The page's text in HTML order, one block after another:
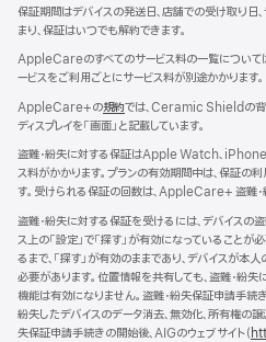
ま
す）
保証期間はデバイスの発送日、店舗での受け取り日
まり、保証はいつでも解約できます。
AppleCareのすべてのサービス料の一覧について
ービスをご利用ごとにサービス料が別途かかります。
AppleCare+の規約（新
規
イ
ン
ド
ウ
で
開
き
ま
す）
では、Ceramic Shieldの背
ディスプレイを「画面」と記載しています。
盗難・紛失に対する保証はApple Watch、iPhone
ス料がかかります。プランの有効期間中は、保証の
す。受けられる保証の回数は、AppleCare+ 盗難・
盗難・紛失に対する保証を受けるには、デバイスの
ス上の「設定」で「探す」が有効になっていること
るまで、「探す」が有効のままであり、デバイスが
必要があります。位置情報を共有しても、盗難・紛
機能は有効になりません。盗難・紛失保証申請手続
紛失したデバイスのデータ消去、無効化、所有権の
失保証申請手続きの開始後、AIGのウェブサイト（